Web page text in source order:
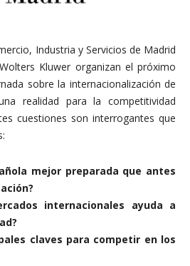
Industria y Servicios de Madrid
Kluwer organizan el próximo
sobre la internacionalización de
realidad para la competitividad
cuestiones son interrogantes que
mejor preparada que antes
internacionales ayuda a
claves para competir en los